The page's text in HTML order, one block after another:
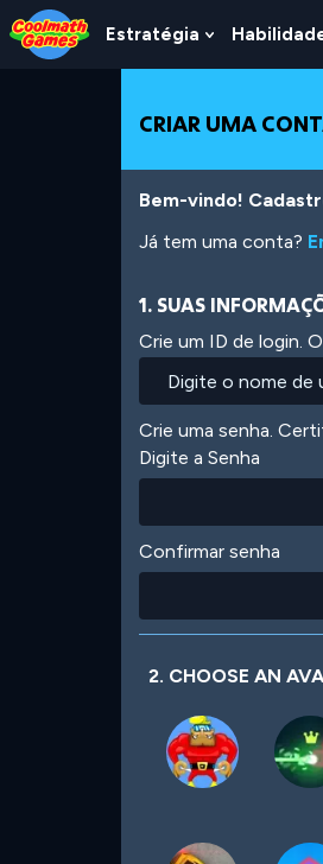
Skip
to
Top
Skip
to
Navigation
Skip
to
Main
Skip
to
Footer
para
Estratégia Show
Submenu
Estratégia
CRIAR UMA
Bem-vindo!
Já tem uma conta?
1. SUAS
Crie um ID de login.
Crie uma senha.
Digite a Senha
Confirmar senha
2. CHOOSE AN